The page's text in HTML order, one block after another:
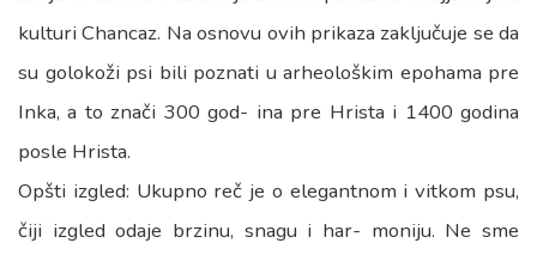
kulturi Chancaz. Na osnovu ovih prikaza zaključuje se da
su golokoži psi bili poznati u arheološkim epohama pre
Inka, a to znači 300 god- ina pre Hrista i 1400 godina
posle Hrista.
Opšti izgled: Ukupno reč je o elegantnom i vitkom psu,
čiji izgled odaje brzinu, snagu i har- moniju. Ne sme